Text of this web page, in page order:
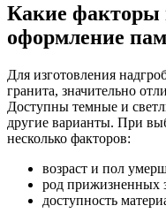
Какие факторы
оформление
Для изготовления
гранита, значительно
Доступны темные и
другие варианты. При
несколько факторов:
возраст и пол
род прижизненных
доступность